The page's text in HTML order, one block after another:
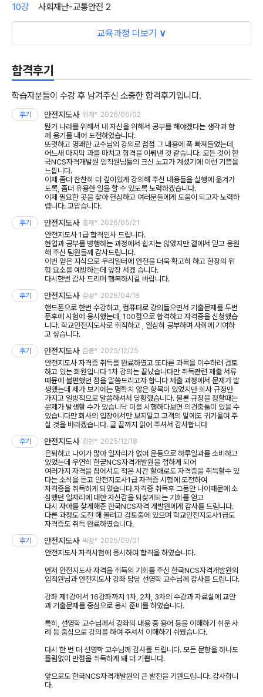
10강
사회재난-교통안전 2
교육과정 더보기 ∨
합격후기
학습자분들이 수강 후 남겨주신 소중한 합격후기입니다.
후기 안전지도사 위계* 2026/06/02
뭔가 나라를 위해서 내 자신을 위해서 공부를 해야겠다는 생각과 함
께 용기를 내어 도전하였습니다.
또렷하고 명쾌한 교수님의 강의로 점점 그 내용에 푹 빠져들었는데,
어느새 마지막 과를 마치고 합격을 이뤄낸 것 같습니다. 모든 것이 한
국NCS자격개발원 임직원님들의 크신 노고가 계셨기에 이런 기쁨을
느낍니다.
이제 좀더 찬찬히 더 깊이있게 강의해 주신 내용들을 실행에 옮겨가
도록, 좀더 유용한 일을 할 수 있도록 노력하겠습니다.
이제 필요한 곳을 찾아 헌심하고 여러분들에게 도움이 되고자 노력하
렵니다. 고맙습니다.
후기 안전지도사 홍재* 2026/05/21
안전지도사 1급 합격인사 드립니다.
현업과 공부를 병행하는 과정에서 쉽지는 않았지만 곁에서 믿고 응원
해 주신 팀원들께 감사드립니다.
이번 얻은 지식으로 우리일터에 안전을 더욱 확고히 하고 현장의 위
험 요소를 예방하는데 앞장 서겠 습니다.
다시한번 감사 드리며 행복하시길 바랍니다.
후기 안전지도사 김성* 2026/04/18
핸드폰으로 한번 수강하고, 컴퓨터로 강의들으면서 기출문제를 두번
푼후에 시험에 응시했는데, 100점으로 합격하고 자격증을 신청했습
니다. 학교안전지도사로 취직하고 , 열심히 공부하며 사회에 기여하
고 싶습니다.
후기 안전지도사 김종* 2025/12/25
안전지도사 자격증 취득를 완료하였고 또다른 과목을 이수하려 검토
하고 있는 회원입니다 1차 강의는 끝났습니다만 취득관련 제출 서류
때뮨에 불편했던 점을 말씀드리고자 합니다 제출 과정에서 문제가 발
생했는데 제가 보기에는 명확치 않은 항목이 있었지만 회사 규정만
가지고 일방적으로 말씀하셔서 당황했습니다. 물론 규정을 정할때는
문제가 발생할 수가 있습니닥 이를 시행하다보면 의견충돌이 있을 수
있습니다만 회사의 입장에서만 보지말고 고객의 말에도 귀기울여 주
실 것을 바라겠습니다. 글 끝까지 읽어 주셔서 감사합니다
후기 안전지도사 김현* 2025/12/18
은퇴하고 나이가 많아 일자리가 없어 운동으로 하루일과를 소비하고
있었는데 우연히 한굳NCS자격개발원을 접하게 되어
여러가지 자격을 집에서도 적은 시간 할애로도 자격증을 취득할수 있
다는 소식을 듣고 안전지도사1급 자격증 시험에 도전하여
자격증을 취득하게 되었습니다.자격증 취득후 그동안 나이때문에 소
심했던 일자리에 대한 자신감을 되찿게되는 기회를 얻고
다시 자아를 찿게해준 한국NCS자격 개발원에게 감사를 드림니다.
다른 과정도 도전 해 볼려고 검토중에 있으며 학교안전지도사1급도
자격증도 취득 완료하였습니다.
후기 안전지도사 박정* 2025/09/01
안전지도사 자격시험에 응시하여 합격을 하였습니다.
먼저 안전지도사 자격을 취득의 기회를 주신 한국NCS자격개발원의
임직원님과 안전지도사 강좌 담당 선영학 교수님께 감사를 드립니다.
강좌 제1강에서 16강좌까지 1차, 2차, 3차의 수강과 자료실에 교안
과 기출문제를 중심으로 응시 준비를 하였습니다.
특히, 선영학 교수님께서 강좌의 내용 중 용어 등을 이해하기 쉬운 사
례 등 중심으로 강의를 하여 주셔서 이해하기 쉬웠습니다.
다시 한 번 더 선영학 교수님께 감사를 드립니다. 모든 문항을 하나도
틀림없이 만점을 취득하게 돼 더 기쁩니다.
앞으로도 한국NCS자격개발원의 큰 발전을 기원드립니다. 감사합니
다.